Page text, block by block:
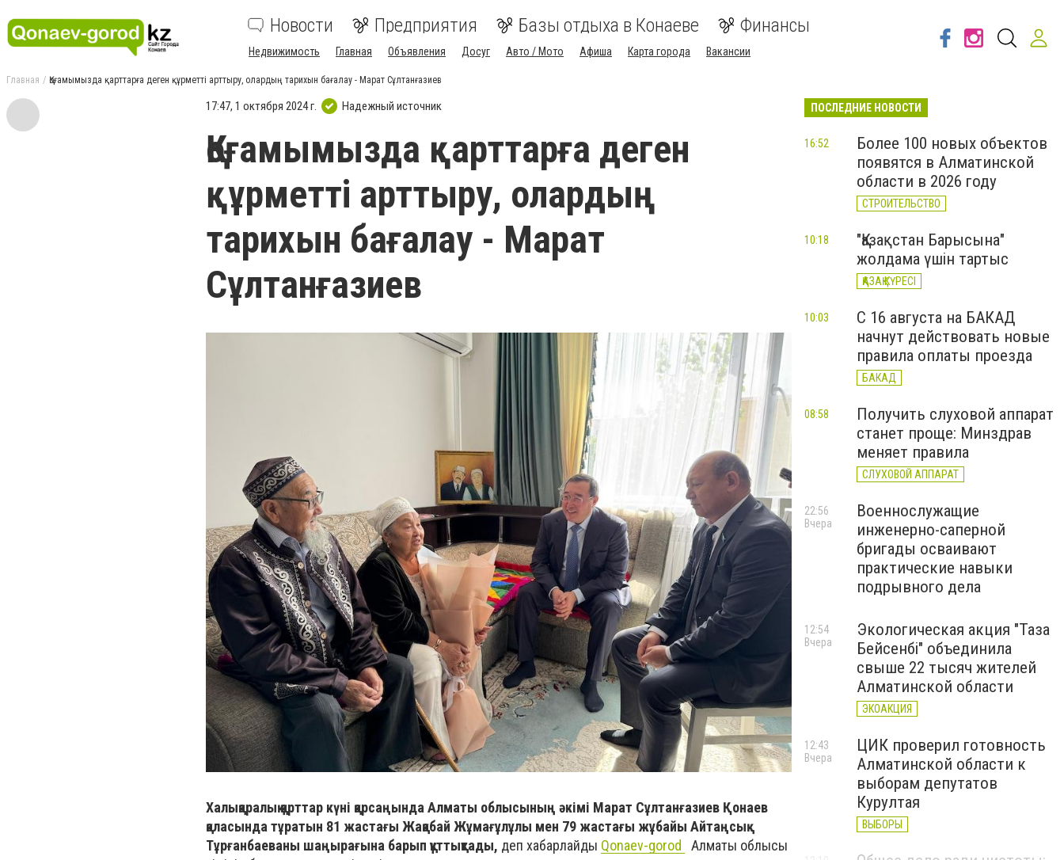
Новости Предприятия Базы отдыха в Конаеве Финансы
Недвижимость Главная Объявления Досуг Авто / Мото Афиша Карта города Вакансии
Главная Қоғамымызда қарттарға деген құрметті арттыру, олардың тарихын бағалау - Марат Сұлтанғазиев
17:47, 1 октября 2024 г. Надежный источник
Қоғамымызда қарттарға деген
құрметті арттыру, олардың
тарихын бағалау - Марат
Сұлтанғазиев
Халықаралық қарттар күні қарсаңында Алматы облысының әкімі Марат Сұлтанғазиев Қонаев
қаласында тұратын 81 жастағы Жақабай Жұмағұлұлы мен 79 жастағы жұбайы Айтаңсық
Тұрғанбаеваны шаңырағына барып құттықтады, деп хабарлайды Qonaev-gorod
Алматы облысы
ПОСЛЕДНИЕ НОВОСТИ
Более 100 новых объектов
появятся в Алматинской
области в 2026 году
СТРОИТЕЛЬСТВО
16:52
"Қазақстан Барысына"
жолдама үшін тартыс
ҚАЗАҚ КҮРЕСІ
10:18
С 16 августа на БАКАД
начнут действовать новые
правила оплаты проезда
БАКАД
10:03
Получить слуховой аппарат
станет проще: Минздрав
меняет правила
СЛУХОВОЙ АППАРАТ
08:58
Военнослужащие
инженерно-саперной
бригады осваивают
практические навыки
подрывного дела
22:56
Вчера
Экологическая акция "Таза
Бейсенбі" объединила
свыше 22 тысяч жителей
Алматинской области
ЭКОАКЦИЯ
12:54
Вчера
ЦИК проверил готовность
Алматинской области к
выборам депутатов
Курултая
ВЫБОРЫ
12:43
Вчера